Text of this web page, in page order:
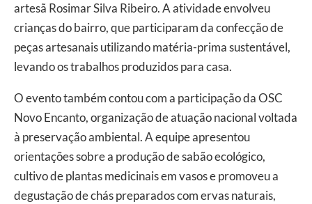
artesã Rosimar Silva Ribeiro. A atividade envolveu
crianças do bairro, que participaram da confecção de
peças artesanais utilizando matéria-prima sustentável,
levando os trabalhos produzidos para casa.
O evento também contou com a participação da OSC
Novo Encanto, organização de atuação nacional voltada
à preservação ambiental. A equipe apresentou
orientações sobre a produção de sabão ecológico,
cultivo de plantas medicinais em vasos e promoveu a
degustação de chás preparados com ervas naturais,